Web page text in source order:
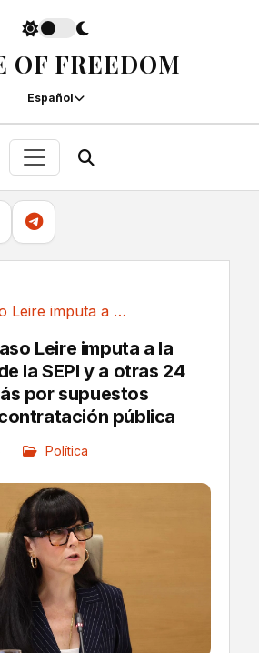
OF FREEDOM
Español
El juez del caso Leire imputa a la presidenta...
Leire imputa a la
la SEPI y a otras 24
por supuestos
pública
Política